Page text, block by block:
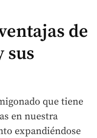
de
sus
que tiene
en nuestra
expandiéndose